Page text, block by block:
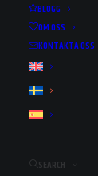
BLOGG
OM OSS
KONTAKTA OSS
SEARCH